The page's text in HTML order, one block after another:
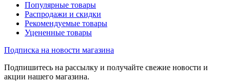
Популярные товары
Распродажи и скидки
Рекомендуемые товары
Уцененные товары
Подписка на новости магазина
Подпишитесь на рассылку и получайте свежие новости и
акции нашего магазина.